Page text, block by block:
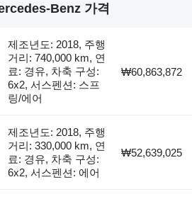
Benz 가격
제조년도: 2018, 주행
거리: 740,000 km, 연
료: 경유, 차축 구성:
6x2, 서스펜션: 스프
링/에어
₩60,863,872
제조년도: 2018, 주행
거리: 330,000 km, 연
료: 경유, 차축 구성:
6x2, 서스펜션: 에어
₩52,639,025